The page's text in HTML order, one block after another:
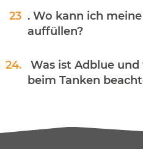
23 . Wo kann ich
auffüllen?
24.
Was ist Adblue und
beim Tanken